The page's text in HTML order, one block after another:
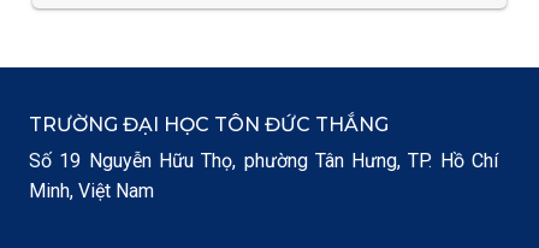
TRƯỜNG ĐẠI HỌC TÔN ĐỨC THẮNG
Số 19 Nguyễn Hữu Thọ, phường Tân Hưng, TP. Hồ Chí
Minh, Việt Nam